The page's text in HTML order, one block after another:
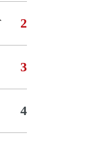
2
3
4